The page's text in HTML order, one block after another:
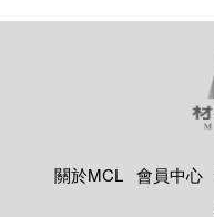
關於MCL 會員中心